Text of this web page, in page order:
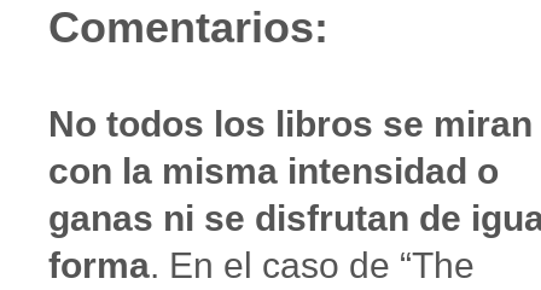
Comentarios:
No todos los libros se miran
con la misma intensidad o
ganas ni se disfrutan de
forma. En el caso de “The